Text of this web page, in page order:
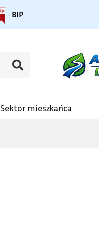
BIP
Sektor mieszkańca